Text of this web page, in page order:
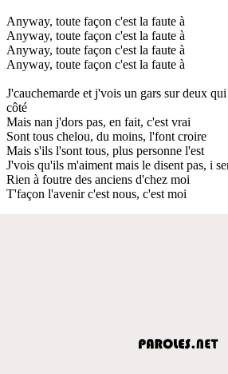
Anyway, toute façon c'est la faute à
Anyway, toute façon c'est la faute à
Anyway, toute façon c'est la faute à
Anyway, toute façon c'est la faute à
J'cauchemarde et j'vois un gars sur deux
côté
Mais nan j'dors pas, en fait, c'est vrai
Sont tous chelou, du moins, l'font croire
Mais s'ils l'sont tous, plus personne l'est
J'vois qu'ils m'aiment mais le disent pas, i
Rien à foutre des anciens d'chez moi
T'façon l'avenir c'est nous, c'est moi